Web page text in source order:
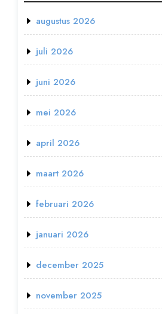
augustus 2026
juli 2026
juni 2026
mei 2026
april 2026
maart 2026
februari 2026
januari 2026
december 2025
november 2025